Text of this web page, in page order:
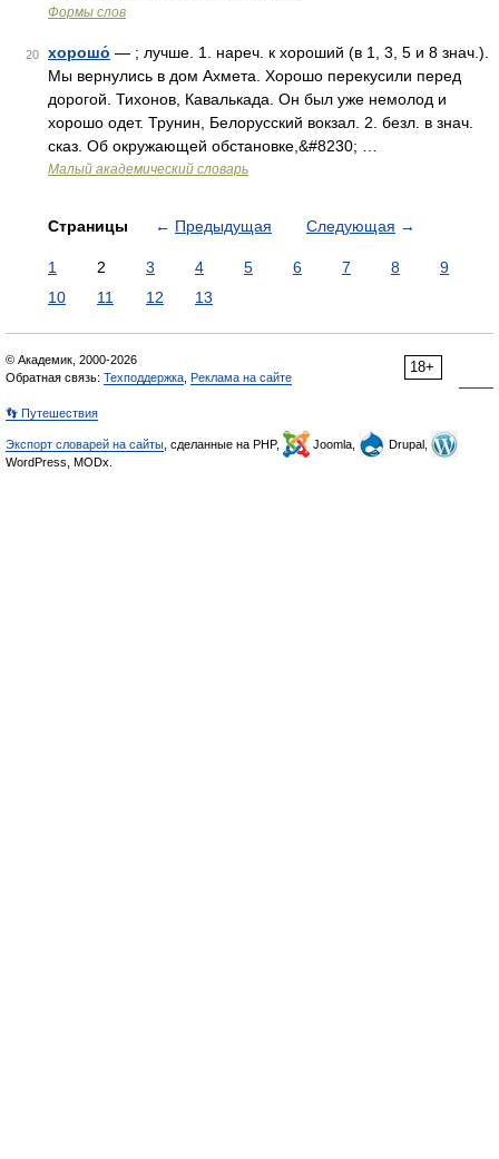
Формы слов
20 хорошо́ — ; лучше. 1. нареч. к хороший (в 1, 3, 5 и 8 знач.).
Мы вернулись в дом Ахмета. Хорошо перекусили перед
дорогой. Тихонов, Кавалькада. Он был уже немолод и
хорошо одет. Трунин, Белорусский вокзал. 2. безл. в знач.
сказ. Об окружающей обстановке,&#8230; …
Малый академический словарь
Страницы ← Предыдущая Следующая →
1 2 3 4 5 6 7 8
9
10
11 12 13
18+
© Академик, 2000-2026
Обратная связь: Техподдержка Реклама на сайте
👣 Путешествия
Экспорт словарей на сайты , сделанные на PHP, Joomla,
Drupal,
WordPress, MODx.